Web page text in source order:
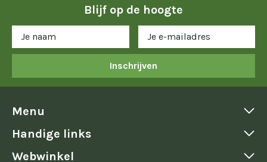
Blijf op de hoogte
Inschrijven
Menu
Handige links
Webwinkel